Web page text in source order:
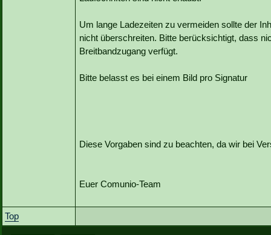
Um lange Ladezeiten zu vermeiden sollte der
nicht überschreiten. Bitte berücksichtigt, dass
Breitbandzugang verfügt.
Bitte belasst es bei einem Bild pro Signatur
Diese Vorgaben sind zu beachten, da wir bei
Euer Comunio-Team
Top